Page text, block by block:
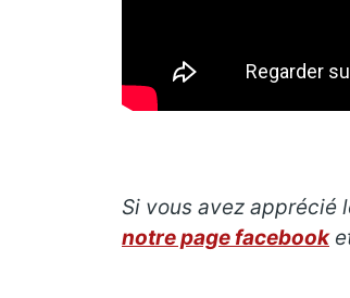
Si vous avez apprécié
notre page facebook